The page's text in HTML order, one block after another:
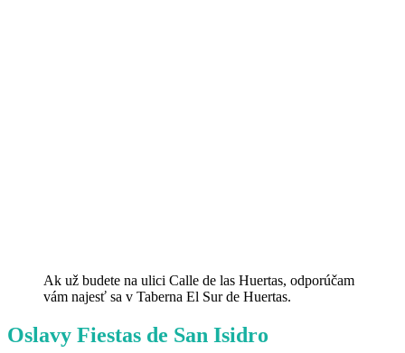
Ak už budete na ulici Calle de las Huertas, odporúčam
vám najesť sa v Taberna El Sur de Huertas.
Oslavy Fiestas de San Isidro